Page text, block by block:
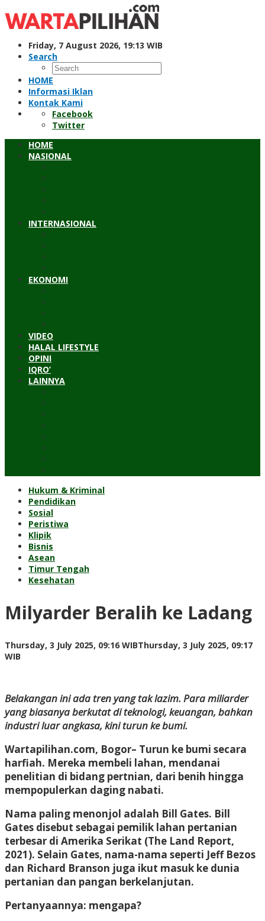
to
content
Friday, 7 August 2026, 19:13 WIB
Search
HOME
Informasi Iklan
Kontak Kami
Facebook
Twitter
HOME
NASIONAL
INTERNASIONAL
EKONOMI
VIDEO
HALAL LIFESTYLE
OPINI
IQRO’
LAINNYA
Hukum & Kriminal
Pendidikan
Sosial
Peristiwa
Klipik
Bisnis
Asean
Timur Tengah
Kesehatan
Milyarder Beralih ke Ladang
Thursday, 3 July 2025, 09:16 WIBThursday, 3 July 2025, 09:17
WIB
Belakangan ini ada tren yang tak lazim. Para miliarder
yang biasanya berkutat di teknologi, keuangan, bahkan
industri luar angkasa, kini turun ke bumi.
Wartapilihan.com, Bogor– Turun ke bumi secara
harfiah. Mereka membeli lahan, mendanai
penelitian di bidang pertnian, dari benih hingga
mempopulerkan daging nabati.
Nama paling menonjol adalah Bill Gates. Bill
Gates disebut sebagai pemilik lahan pertanian
terbesar di Amerika Serikat (The Land Report,
2021). Selain Gates, nama-nama seperti Jeff Bezos
dan Richard Branson juga ikut masuk ke dunia
pertanian dan pangan berkelanjutan.
Pertanyaannya: mengapa?